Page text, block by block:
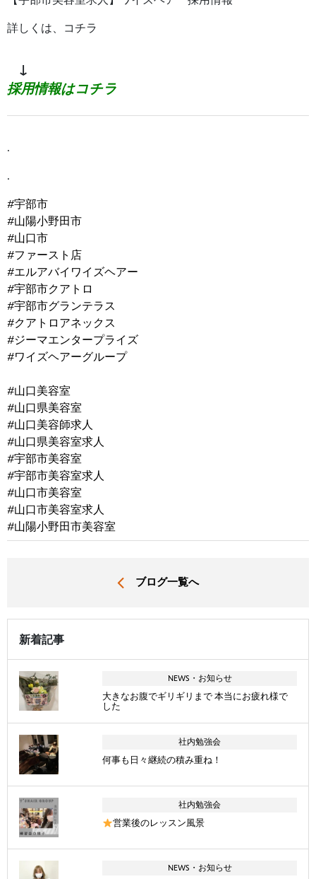
詳しくは、コチラ
↓
採用情報はコチラ
#宇部市
#山陽小野田市
#山口市
#ファースト店
#エルアバイワイズヘアー
#宇部市クアトロ
#宇部市グランテラス
#クアトロアネックス
#ジーマエンタープライズ
#ワイズヘアーグループ
#山口美容室
#山口県美容室
#山口美容師求人
#山口県美容室求人
#宇部市美容室
#宇部市美容室求人
#山口市美容室
#山口市美容室求人
#山陽小野田市美容室
ブログ一覧へ
新着記事
NEWS・お知らせ
大きなお腹でギリギリまで 本当にお疲れ様で
した
社内勉強会
何事も日々継続の積み重ね！
社内勉強会
営業後のレッスン風景
NEWS・お知らせ